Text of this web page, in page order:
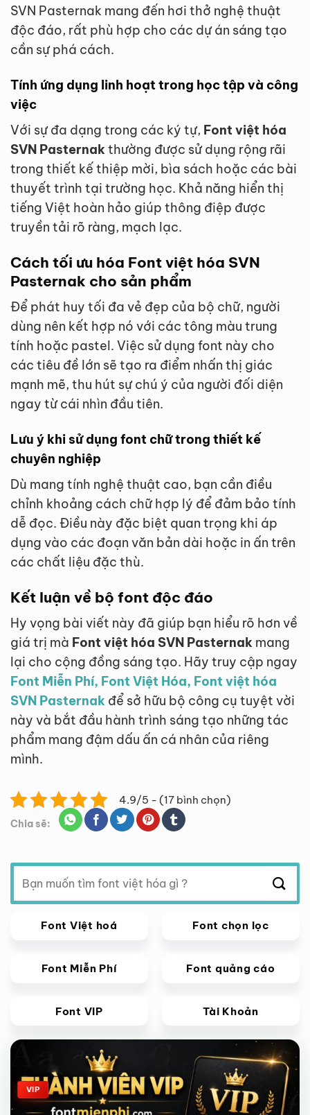
SVN Pasternak mang đến hơi thở nghệ thuật
độc đáo, rất phù hợp cho các dự án sáng tạo
cần sự phá cách.
Tính ứng dụng linh hoạt trong học tập và công
việc
Với sự đa dạng trong các ký tự, Font việt hóa
SVN Pasternak thường được sử dụng rộng rãi
trong thiết kế thiệp mời, bìa sách hoặc các bài
thuyết trình tại trường học. Khả năng hiển thị
tiếng Việt hoàn hảo giúp thông điệp được
truyền tải rõ ràng, mạch lạc.
Cách tối ưu hóa Font việt hóa SVN
Pasternak cho sản phẩm
Để phát huy tối đa vẻ đẹp của bộ chữ, người
dùng nên kết hợp nó với các tông màu trung
tính hoặc pastel. Việc sử dụng font này cho
các tiêu đề lớn sẽ tạo ra điểm nhấn thị giác
mạnh mẽ, thu hút sự chú ý của người đối diện
ngay từ cái nhìn đầu tiên.
Lưu ý khi sử dụng font chữ trong thiết kế
chuyên nghiệp
Dù mang tính nghệ thuật cao, bạn cần điều
chỉnh khoảng cách chữ hợp lý để đảm bảo tính
dễ đọc. Điều này đặc biệt quan trọng khi áp
dụng vào các đoạn văn bản dài hoặc in ấn trên
các chất liệu đặc thù.
Kết luận về bộ font độc đáo
Hy vọng bài viết này đã giúp bạn hiểu rõ hơn về
giá trị mà Font việt hóa SVN Pasternak mang
lại cho cộng đồng sáng tạo. Hãy truy cập ngay
Font Miễn Phí, Font Việt Hóa, Font việt hóa
SVN Pasternak để sở hữu bộ công cụ tuyệt vời
này và bắt đầu hành trình sáng tạo những tác
phẩm mang đậm dấu ấn cá nhân của riêng
mình.
4.9/5 - (17 bình chọn)
Chia sẽ:
Tìm
kiếm:
Font Việt hoá Font chọn lọc
Font Miễn Phí Font quảng cáo
Font VIP Tài Khoản
Giảm giá!
VIP